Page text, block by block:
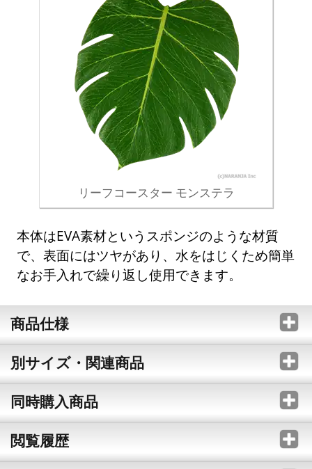
リーフコースター モンステラ
本体はEVA素材というスポンジのような材質
で、表面にはツヤがあり、水をはじくため簡単
なお手入れで繰り返し使用できます。
商品仕様
別サイズ・関連商品
同時購入商品
閲覧履歴